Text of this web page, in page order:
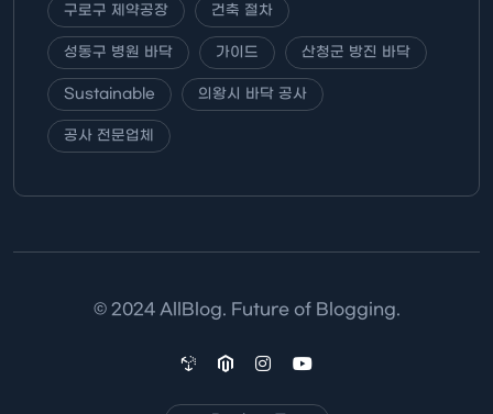
구로구 제약공장 건축 절차
성동구 병원 바닥 가이드 산청군 방진 바닥
Sustainable 의왕시 바닥 공사
공사 전문업체
© 2024 AllBlog. Future of Blogging.